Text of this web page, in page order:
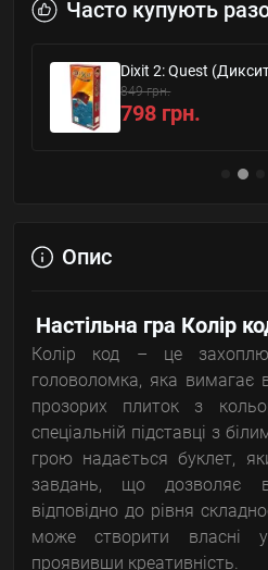
Часто купують
Dixit 2: Quest
849 грн.
798 грн.
Опис
Настільна гра Колір
Колір код – це
головоломка, яка вимагає
прозорих плиток з
спеціальній підставці з
грою надається буклет,
завдань, що дозволяє
відповідно до рівня
може створити власні
проявивши креативність.